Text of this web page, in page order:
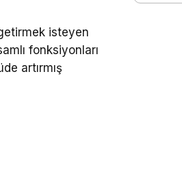
isteyen
fonksiyonları
artırmış